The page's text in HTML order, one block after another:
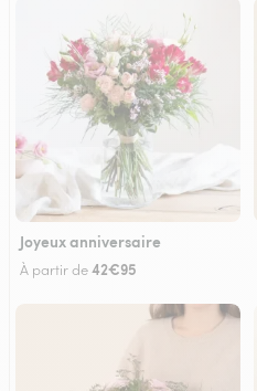
Joyeux anniversaire
À partir de42€95